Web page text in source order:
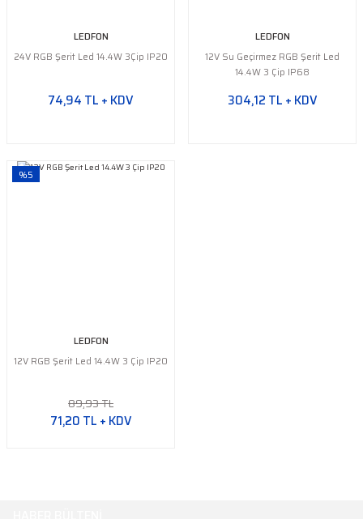
LEDFON
24V RGB Şerit Led 14.4W 3Çip IP20
74,94 TL + KDV
LEDFON
12V Su Geçirmez RGB Şerit Led
14.4W 3 Çip IP68
304,12 TL + KDV
%5
LEDFON
12V RGB Şerit Led 14.4W 3 Çip IP20
89,93 TL
71,20 TL + KDV